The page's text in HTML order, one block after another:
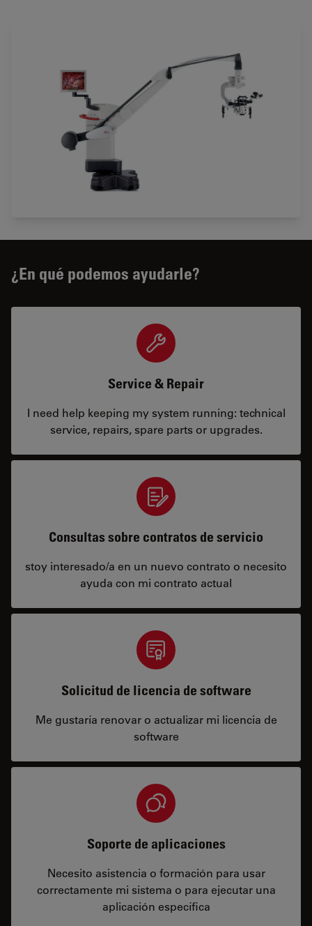
¿En qué podemos ayudarle?
Service & Repair
I need help keeping my system running: technical
service, repairs, spare parts or upgrades.
Consultas sobre contratos de servicio
stoy interesado/a en un nuevo contrato o necesito
ayuda con mi contrato actual
Solicitud de licencia de software
Me gustaría renovar o actualizar mi licencia de
software
Soporte de aplicaciones
Necesito asistencia o formación para usar
correctamente mi sistema o para ejecutar una
aplicación específica